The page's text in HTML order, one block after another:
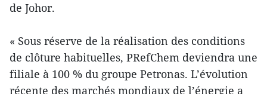
de Johor.
« Sous réserve de la réalisation des conditions
de clôture habituelles, PRefChem deviendra une
filiale à 100 % du groupe Petronas. L’évolution
récente des marchés mondiaux de l’énergie a